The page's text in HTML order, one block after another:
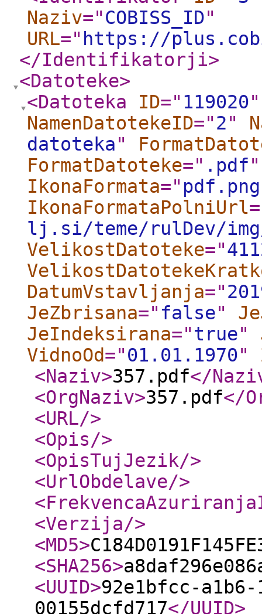
Naziv="COBISS_ID"
URL=" https://
</Identifikatorji>
<Datoteke>
<Datoteka
ID=" 119020"
NamenDatotekeID="2"
datoteka"
FormatDatoteke=" .pdf"
IkonaFormata=" pdf.png
IkonaFormataPolniUrl
lj.si/teme/rulDev/
VelikostDatoteke="
DatumVstavljanja="
JeZbrisana=" false"
JeIndeksirana="true"
VidnoOd="01.01.1970"
<Naziv>357.pdf</
<OrgNaziv>357.pdf</
<URL/>
<Opis/>
<OpisTujJezik/>
<UrlObdelave/>
<Verzija/>
<MD5>
<SHA256>
<UUID>92e1bfcc-a1b6-
00155dcfd717</UUID>